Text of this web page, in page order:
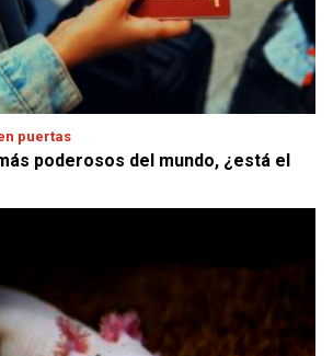
puertas
poderosos del mundo, ¿está el